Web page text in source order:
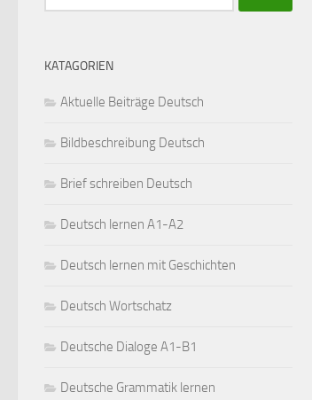
nach:
KATAGORIEN
Aktuelle Beiträge Deutsch
Bildbeschreibung Deutsch
Brief schreiben Deutsch
Deutsch lernen A1-A2
Deutsch lernen mit Geschichten
Deutsch Wortschatz
Deutsche Dialoge A1-B1
Deutsche Grammatik lernen